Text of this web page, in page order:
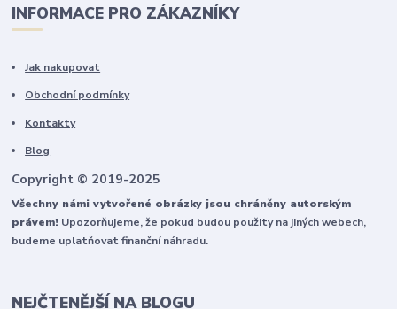
INFORMACE PRO ZÁKAZNÍKY
Jak nakupovat
Obchodní podmínky
Kontakty
Blog
Copyright © 2019-2025
Všechny námi vytvořené obrázky jsou chráněny autorským
právem! Upozorňujeme, že pokud budou použity na jiných webech,
budeme uplatňovat finanční náhradu.
NEJČTENĚJŠÍ NA BLOGU